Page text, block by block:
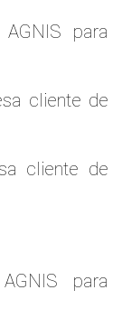
para
cliente de
cliente de
para